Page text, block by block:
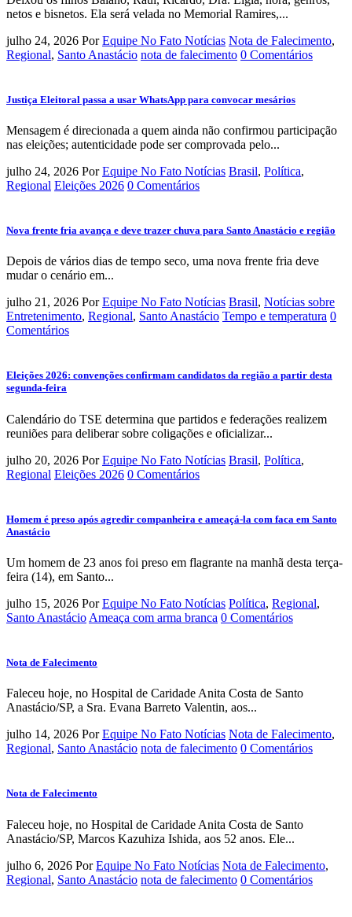
netos e bisnetos. Ela será velada no Memorial Ramires,...
julho 24, 2026 Por Equipe No Fato Notícias Nota de Falecimento,
Regional, Santo Anastácio nota de falecimento 0 Comentários
Justiça Eleitoral passa a usar WhatsApp para convocar mesários
Mensagem é direcionada a quem ainda não confirmou participação
nas eleições; autenticidade pode ser comprovada pelo...
julho 24, 2026 Por Equipe No Fato Notícias Brasil, Política,
Regional Eleições 2026 0 Comentários
Nova frente fria avança e deve trazer chuva para Santo Anastácio e região
Depois de vários dias de tempo seco, uma nova frente fria deve
mudar o cenário em...
julho 21, 2026 Por Equipe No Fato Notícias Brasil, Notícias sobre
Entretenimento, Regional, Santo Anastácio Tempo e temperatura 0
Comentários
Eleições 2026: convenções confirmam candidatos da região a partir desta
segunda-feira
Calendário do TSE determina que partidos e federações realizem
reuniões para deliberar sobre coligações e oficializar...
julho 20, 2026 Por Equipe No Fato Notícias Brasil, Política,
Regional Eleições 2026 0 Comentários
Homem é preso após agredir companheira e ameaçá-la com faca em Santo
Anastácio
Um homem de 23 anos foi preso em flagrante na manhã desta terça-
feira (14), em Santo...
julho 15, 2026 Por Equipe No Fato Notícias Política, Regional,
Santo Anastácio Ameaça com arma branca 0 Comentários
Nota de Falecimento
Faleceu hoje, no Hospital de Caridade Anita Costa de Santo
Anastácio/SP, a Sra. Evana Barreto Valentin, aos...
julho 14, 2026 Por Equipe No Fato Notícias Nota de Falecimento,
Regional, Santo Anastácio nota de falecimento 0 Comentários
Nota de Falecimento
Faleceu hoje, no Hospital de Caridade Anita Costa de Santo
Anastácio/SP, Marcos Kazuhiza Ishida, aos 52 anos. Ele...
julho 6, 2026 Por Equipe No Fato Notícias Nota de Falecimento,
Regional, Santo Anastácio nota de falecimento 0 Comentários